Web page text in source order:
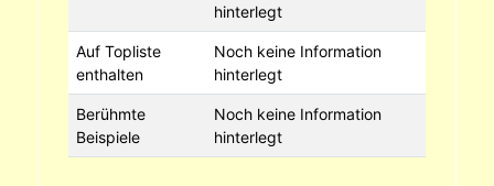
hinterlegt
Auf Topliste
enthalten
Noch keine Information
hinterlegt
Berühmte
Beispiele
Noch keine Information
hinterlegt